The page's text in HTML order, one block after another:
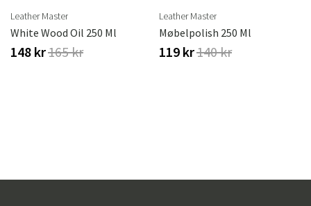
Leather Master
White Wood Oil 250 Ml
148 kr165 kr
Leather Master
Møbelpolish 250 Ml
119 kr140 kr